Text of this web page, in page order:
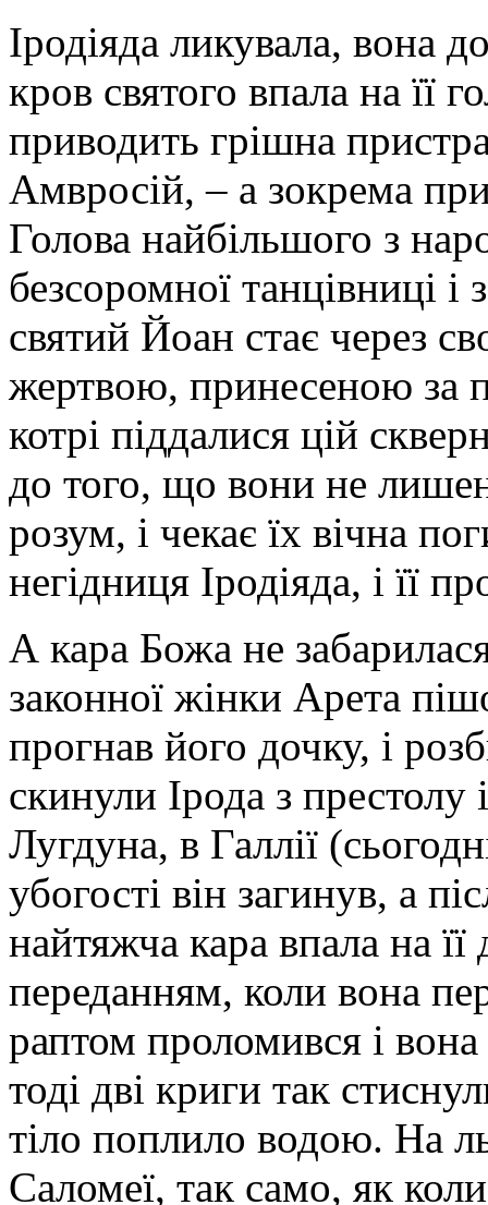
Іродіяда ликувала, вона
кров святого впала на її
приводить грішна
Амвросій, – а зокрема
Голова найбільшого з
безсоромної танцівниці
святий Йоан стає через
жертвою, принесеною за
котрі піддалися цій
до того, що вони не
розум, і чекає їх вічна
негідниця Іродіяда, і її
А кара Божа не
законної жінки Арета
прогнав його дочку, і
скинули Ірода з престолу
Лугдуна, в Галлії
убогості він загинув, а
найтяжча кара впала на
переданням, коли вона
раптом проломився і
тоді дві криги так
тіло поплило водою. На
Саломеї, так само, як